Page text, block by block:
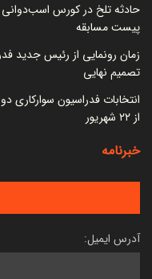
حادثه تلخ در کورس اسب‌دوانی
پیست مسابقه
تصمیم نهایی
انتخابات فدراسیون سوارکاری
از ۲۲ شهریور
خبرنامه
آدرس ایمیل: